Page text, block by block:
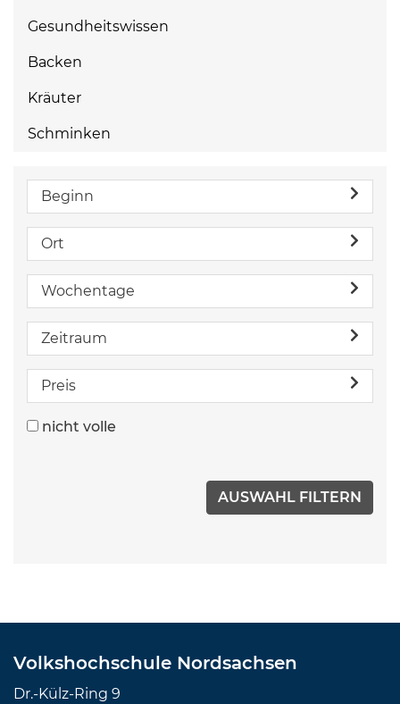
Gesundheitswissen
Backen
Kräuter
Schminken
Beginn
Ort
Wochentage
Zeitraum
Preis
nicht volle
Volkshochschule Nordsachsen
Dr.-Külz-Ring 9